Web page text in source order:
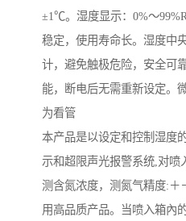
±1℃。湿度显示：0%～
稳定，使用寿命长。湿度中
计，避免触极危险，安全可
能，断电后无需重新设定。
为看管
本产品是以设定和控制湿度
示和超限声光报警系统,对喷
测含氮浓度，测氮气精度:＋
用高品质产品。当喷入箱內